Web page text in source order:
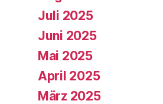
Juli 2025
Juni 2025
Mai 2025
April 2025
März 2025